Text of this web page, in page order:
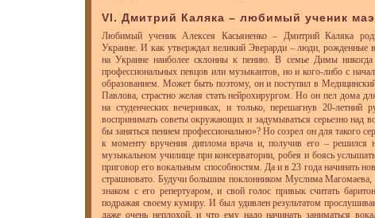
VI. Дмитрий Каляка – любимый ученик
Любимый ученик Алексея Касьяненко – Дмитрий Каляка
Украине. И как утверждал великий Эверарди – люди, рожденные
на Украине наиболее склонны к пению. В семье Димы
профессиональных певцов или музыкантов, но и кого-либо с
образованием. Может быть поэтому, он и поступил в
Павлова, страстно желая стать нейрохирургом. Но он пел дома
на студенческих вечеринках, и только, перешагнув 20-летний
воспринимать советы окружающих и задумываться серьезно над
бы заняться пением профессионально»? Но созрел он для такого
к моменту вручения диплома врача и, получив его – решился
музыкальном училище при консерватории, робея и боясь
приговор его вокальным способностям. Да и в 23 года начинать
страшновато. Будучи большим поклонником Муслима
знаком с его репертуаром, и свой голос привык считать
подражая своему кумиру. И был удивлен результатом
даже очень неплохой, и что ему надо начинать заниматься